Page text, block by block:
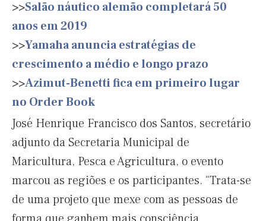
>>Salão náutico alemão completará 50
anos em 2019
>>Yamaha anuncia estratégias de
crescimento a médio e longo prazo
>>Azimut-Benetti fica em primeiro lugar
no Order Book
José Henrique Francisco dos Santos, secretário
adjunto da Secretaria Municipal de
Maricultura, Pesca e Agricultura, o evento
marcou as regiões e os participantes. “Trata-se
de uma projeto que mexe com as pessoas de